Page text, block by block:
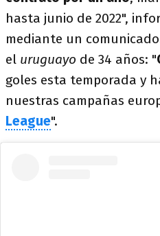
hasta junio de 2022",
mediante un
el uruguayo de 34 años: "
goles esta temporada y
nuestras campañas
League".